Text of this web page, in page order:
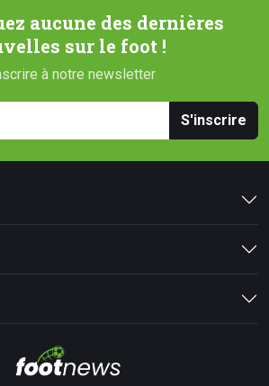
aucune des dernières
sur le foot !
à notre newsletter
S'inscrire